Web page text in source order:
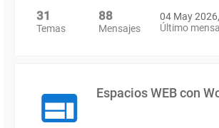
31
Temas
88
Mensajes
04 May
Último
Espacios WEB con